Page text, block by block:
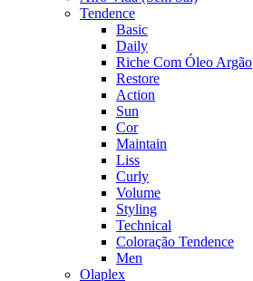
Tendence
Basic
Daily
Riche Com Óleo Argão
Restore
Action
Sun
Cor
Maintain
Liss
Curly
Volume
Styling
Technical
Coloração Tendence
Men
Olaplex